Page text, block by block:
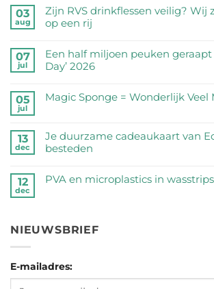
03
aug
Zijn RVS drinkflessen veilig? Wij
op een rij
reacties
op
Zijn
drinkflessen
zetten
de
op
een
07
jul
Een half miljoen peuken geraapt
Day’ 2026
reacties
half
miljoen
peuken
op
2026
05
jul
Magic Sponge = Wonderlijk Veel
op
Magic
=
Wonderlijk
13
dec
Je duurzame cadeaukaart van
besteden
reacties
cadeaukaart
van
goed
besteden
12
dec
PVA en microplastics in wasstrips
PVA
in
wasstrips
NIEUWSBRIEF
E-mailadres: